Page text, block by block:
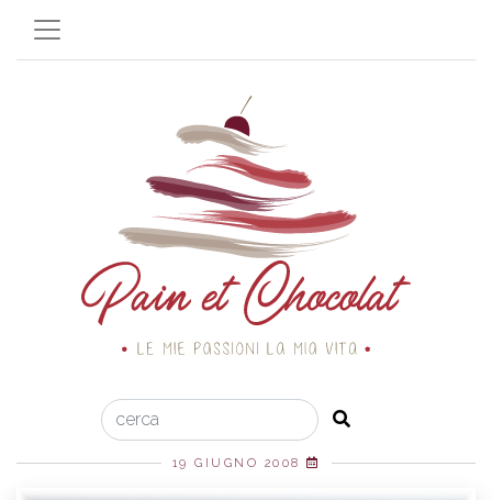
19 GIUGNO 2008